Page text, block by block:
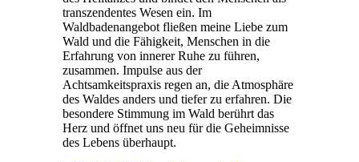
transzendentes Wesen ein. Im
Waldbadenangebot fließen meine Liebe zum
Wald und die Fähigkeit, Menschen in die
Erfahrung von innerer Ruhe zu führen,
zusammen. Impulse aus der
Achtsamkeitspraxis regen an, die Atmosphäre
des Waldes anders und tiefer zu erfahren. Die
besondere Stimmung im Wald berührt das
Herz und öffnet uns neu für die Geheimnisse
des Lebens überhaupt.